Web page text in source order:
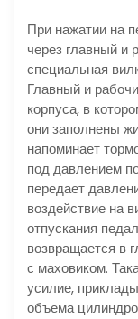
При нажатии на
через главный и
специальная
Главный и
корпуса, в
они заполнены
напоминает
под давлением
передает
воздействие на
отпускания
возвращается в
с маховиком.
усилие,
объема